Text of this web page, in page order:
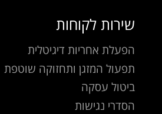
שירות לקוחות
הפעלת אחריות דיגיטלית
תפעול המזגן ותחזוקה שוטפת
ביטול עסקה
הסדרי נגישות